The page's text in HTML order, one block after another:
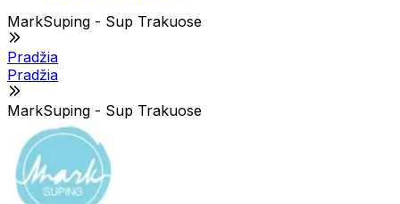
MarkSuping - Sup Trakuose
Pradžia
Pradžia
MarkSuping - Sup Trakuose